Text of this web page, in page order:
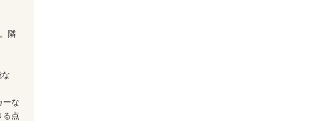
隣
ーな
る点